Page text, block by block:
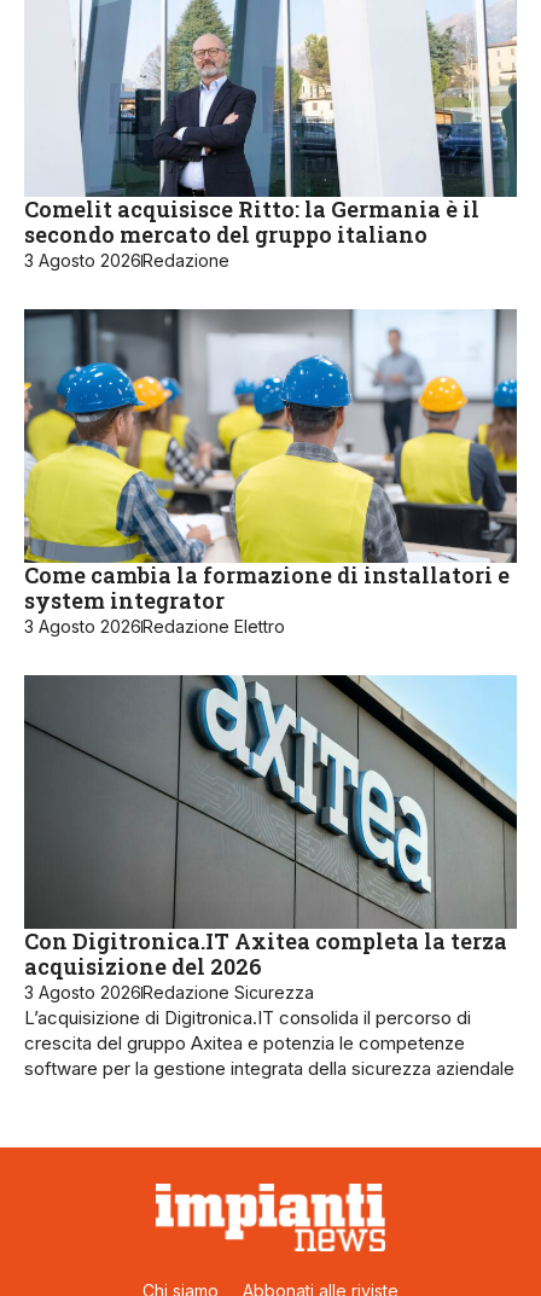
Comelit acquisisce Ritto: la Germania è il
secondo mercato del gruppo italiano
3 Agosto 2026Redazione
Come cambia la formazione di installatori e
system integrator
3 Agosto 2026Redazione Elettro
Con Digitronica.IT Axitea completa la terza
acquisizione del 2026
3 Agosto 2026Redazione Sicurezza
L’acquisizione di Digitronica.IT consolida il percorso di
crescita del gruppo Axitea e potenzia le competenze
software per la gestione integrata della sicurezza aziendale
Chi siamo Abbonati alle riviste